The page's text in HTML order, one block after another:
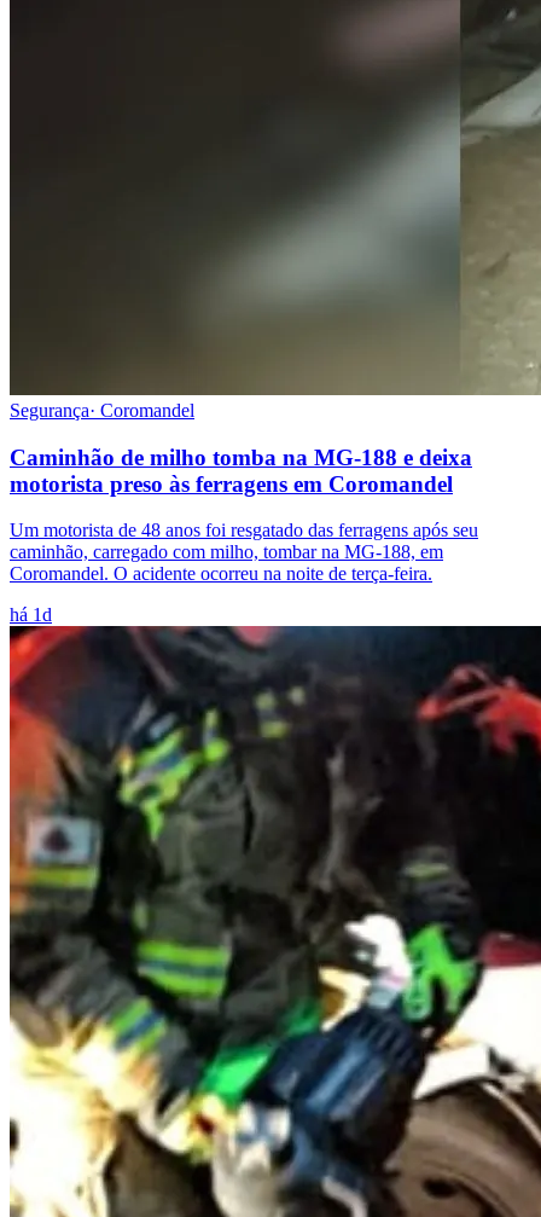
Segurança· Coromandel
Caminhão de milho tomba na MG-188 e deixa
motorista preso às ferragens em Coromandel
Um motorista de 48 anos foi resgatado das ferragens após seu
caminhão, carregado com milho, tombar na MG-188, em
Coromandel. O acidente ocorreu na noite de terça-feira.
há 1d